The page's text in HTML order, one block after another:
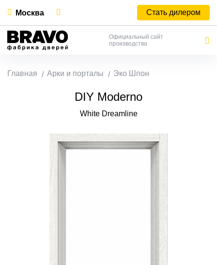
Москва Стать дилером
Официальный сайт
производства
Главная Арки и порталы Эко Шпон
DIY Moderno
White Dreamline